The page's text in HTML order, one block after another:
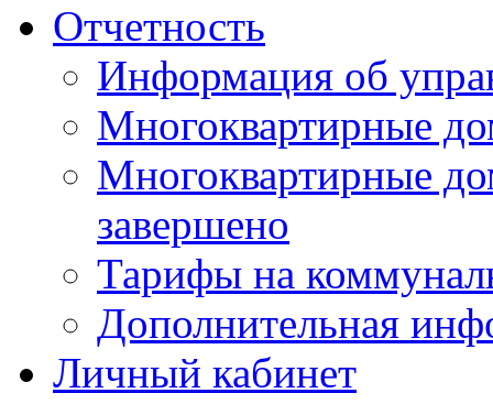
Отчетность
Информация об
Многоквартирные
Многоквартирные
завершено
Тарифы на
Дополнительная
Личный кабинет